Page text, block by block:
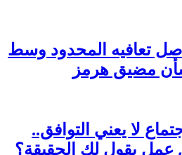
تعافيه المحدود وسط
مضيق هرمز
لا يعني التوافق..
عمل يقول لك الحقيقة؟